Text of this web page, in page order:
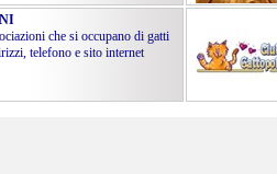
che si occupano di gatti
telefono e sito internet